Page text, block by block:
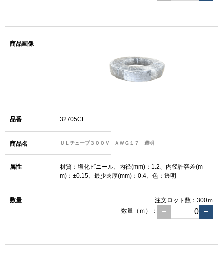
32705CL
ＵＬチューブ３００Ｖ ＡＷＧ１７ 透明
材質：塩化ビニール、内径(mm)：1.2、内径許容差(m
m)：±0.15、最少肉厚(mm)：0.4、色：透明
注文ロット数： 300ｍ
数量（ｍ）：